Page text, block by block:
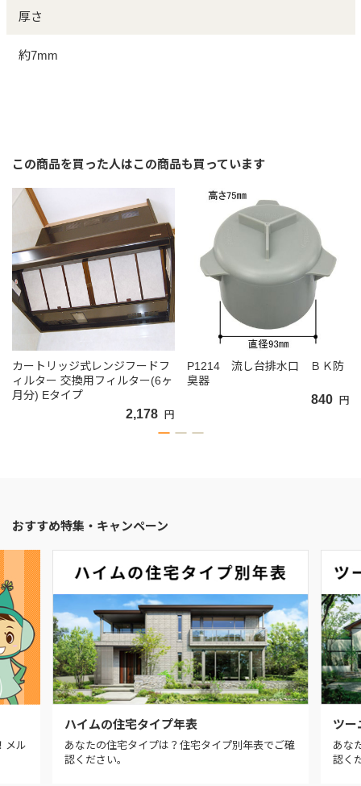
厚さ
約7mm
この商品を買った人はこの商品も買っています
カートリッジ式レンジフードフ
ィルター 交換用フィルター(6ヶ
月分) Eタイプ
2,178 円
P1214 流し台排水口 ＢＫ防
臭器
840 円
おすすめ特集・キャンペーン
メル
ハイムの住宅タイプ年表
あなたの住宅タイプは？住宅タイプ別年表でご確
認ください。
ツー
あな
認く